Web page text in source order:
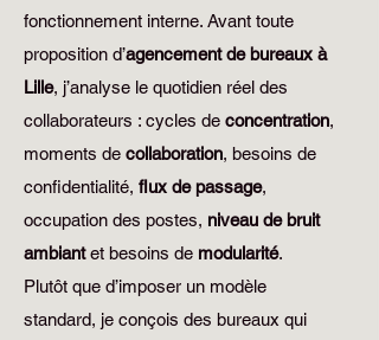
fonctionnement interne. Avant toute
proposition d’agencement de bureaux à
Lille, j’analyse le quotidien réel des
collaborateurs : cycles de concentration,
moments de collaboration, besoins de
confidentialité, flux de passage,
occupation des postes, niveau de bruit
ambiantet besoins de modularité.
Plutôt que d’imposer un modèle
standard, je conçois des bureaux qui